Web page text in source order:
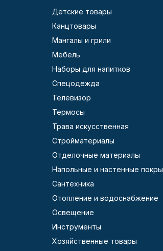
Детские товары
Канцтовары
Мангалы и грили
Мебель
Наборы для напитков
Спецодежда
Телевизор
Термосы
Трава искусственная
Стройматериалы
Отделочные материалы
Напольные и настенные
Сантехника
Отопление и водоснабжение
Освещение
Инструменты
Хозяйственные товары